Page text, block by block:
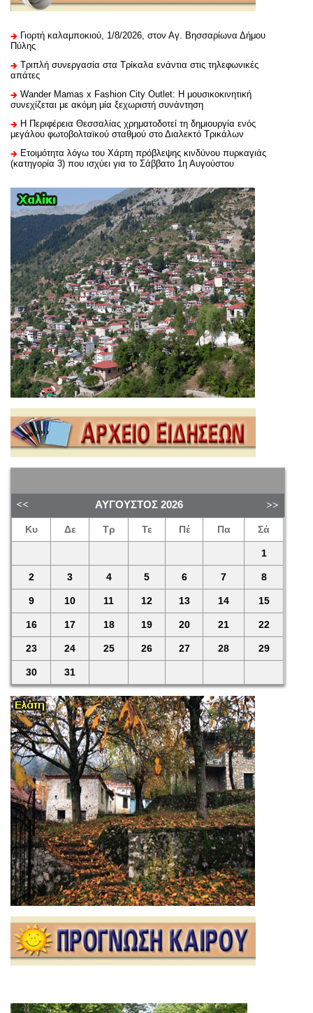
Γιορτή καλαμποκιού, 1/8/2026, στον Αγ. Βησσαρίωνα Δήμου
Πύλης
Τριπλή συνεργασία στα Τρίκαλα ενάντια στις τηλεφωνικές
απάτες
Wander Mamas x Fashion City Outlet: Η μουσικοκινητική
συνεχίζεται με ακόμη μία ξεχωριστή συνάντηση
H Περιφέρεια Θεσσαλίας χρηματοδοτεί τη δημιουργία ενός
μεγάλου φωτοβολταϊκού σταθμού στο Διαλεκτό Τρικάλων
Ετοιμότητα λόγω του Χάρτη πρόβλεψης κινδύνου πυρκαγιάς
(κατηγορία 3) που ισχύει για το Σάββατο 1η Αυγούστου
ΑΎΓΟΥΣΤΟΣ 2026
Κυ Δε Τρ Τε Πέ Πα Σά
1
2 3 4 5 6 7 8
9 10 11 12 13 14 15
16 17 18 19 20 21 22
23 24 25 26 27 28 29
30 31